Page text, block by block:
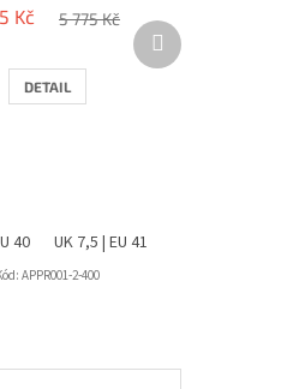
EU 43 UK 9,5 | EU 44
46
Kč 5 775 Kč
DETAIL
40 UK 7,5 | EU 41
APPR001-2-400
Další
produkt